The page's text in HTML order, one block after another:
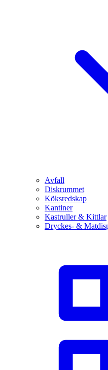
Avfall
Diskrummet
Köksredskap
Kantiner
Kastruller & Kittlar
Dryckes- &